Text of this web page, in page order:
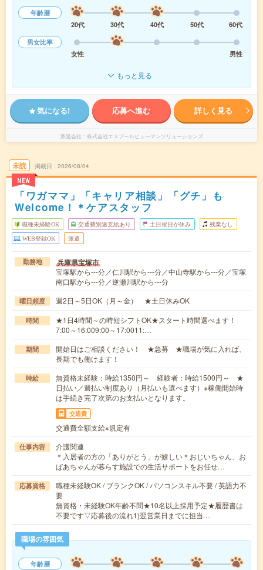
年齢層
20代
30代 40代 50代
60代
男女比率
女性
男性
もっと見る
気になる! 応募へ進む 詳しく見る
派遣会社 株式会社エスプールヒューマンソリューションズ
未読
NEW
掲載日 2026/08/04
「ワガママ」「キャリア相談」「グチ」も
Welcome！＊ケアスタッフ
職種未経験OK 交通費別途支給あり 土日祝日が休み 残業なし
WEB登録OK 派遣
勤務地 兵庫県宝塚市
宝塚駅から---分／仁川駅から---分／中山寺駅から---分／宝塚
南口駅から---分／逆瀬川駅から---分
曜日頻度 週2日～5日OK（月～金） ★土日休みOK
時間
★1日4時間～の時短シフトOK★スタート時間選べます！
7:00～16:009:00～17:0011:…
期間
開始日はご相談ください！ ★急募 ★職場が気に入れば、
長期でも働けます！
時給
無資格未経験：時給1350円～ 経験者：時給1500円～ ★
日払い／週払い制度あり（月払いも選べます）※稼働開始時
は手続き完了次第のお支払いとなります。
交通費
交通費全額支給※規定有
仕事内容
介護関連
＊入居者の方の「ありがとう」が嬉しい＊おじいちゃん、お
ばあちゃんが暮らす施設での生活サポートをお任せ…
応募資格
職種未経験OK / ブランクOK / パソコンスキル不要 / 英語力不
要
無資格・未経験OK年齢不問★10名以上採用予定★履歴書は
不要です▽応募後の流れ1)翌営業日までに担当…
職場の雰囲気
年齢層